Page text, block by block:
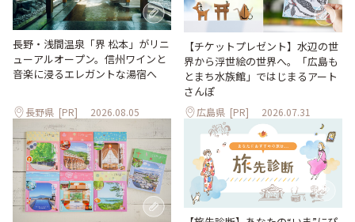
長野・浅間温泉「界 松本」がリニ
ューアルオープン。信州ワインと
音楽に浸るエレガントな湯宿へ
長野県 [PR] 2026.08.05
【チケットプレゼント】水辺の世
界から浮世絵の世界へ。「広島も
とまち水族館」ではじまるアート
さんぽ
広島県 [PR] 2026.07.31